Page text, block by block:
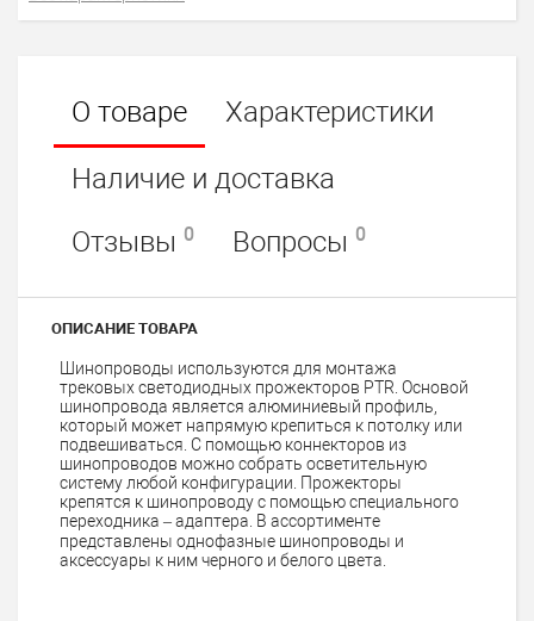
О товаре
Характеристики
Наличие и доставка
Отзывы 0 Вопросы 0
ОПИСАНИЕ ТОВАРА
Шинопроводы используются для монтажа
трековых светодиодных прожекторов PTR. Основой
шинопровода является алюминиевый профиль,
который может напрямую крепиться к потолку или
подвешиваться. С помощью коннекторов из
шинопроводов можно собрать осветительную
систему любой конфигурации. Прожекторы
крепятся к шинопроводу с помощью специального
переходника – адаптера. В ассортименте
представлены однофазные шинопроводы и
аксессуары к ним черного и белого цвета.